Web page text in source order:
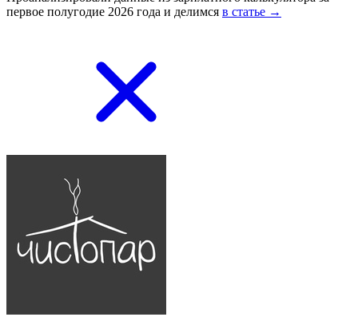
первое полугодие 2026 года и делимся в статье →